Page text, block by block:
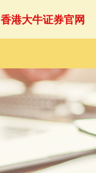
香港大牛证券官网